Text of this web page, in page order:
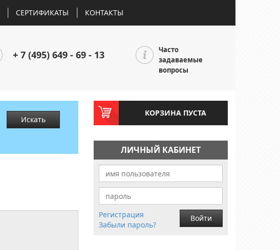
СЕРТИФИКАТЫ КОНТАКТЫ
+ 7 (495) 649 - 69 - 13
Часто
задаваемые
вопросы
Искать
КОРЗИНА ПУСТА
ЛИЧНЫЙ КАБИНЕТ
Регистрация
Забыли пароль?
Войти